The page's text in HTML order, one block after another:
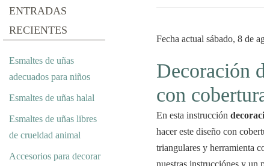
Fecha actual sábado, 8 de
Decoración
con
En esta instrucción
hacer este diseño con
triangulares y herramienta
nuestras instrucciónes y un
ENTRADAS
RECIENTES
Esmaltes de uñas
adecuados para niños
Esmaltes de uñas halal
Esmaltes de uñas libres
de crueldad animal
Accesorios para decorar